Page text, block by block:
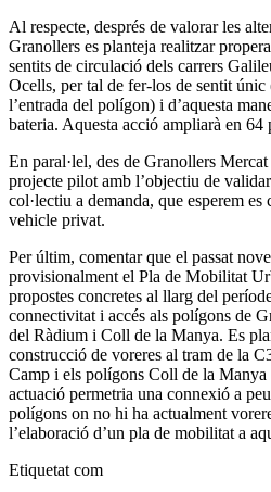
Al respecte, després de valorar les
Granollers es planteja realitzar
sentits de circulació dels carrers
Ocells, per tal de fer-los de sentit únic
l’entrada del polígon) i d’aquesta
bateria. Aquesta acció ampliarà en
En paral·lel, des de Granollers
projecte pilot amb l’objectiu de
col·lectiu a demanda, que esperem
vehicle privat.
Per últim, comentar que el passat
provisionalment el Pla de Mobilitat
propostes concretes al llarg del
connectivitat i accés als polígons de
del Ràdium i Coll de la Manya. Es
construcció de voreres al tram de la
Camp i els polígons Coll de la
actuació permetria una connexió a
polígons on no hi ha actualment
l’elaboració d’un pla de mobilitat a
Etiquetat com